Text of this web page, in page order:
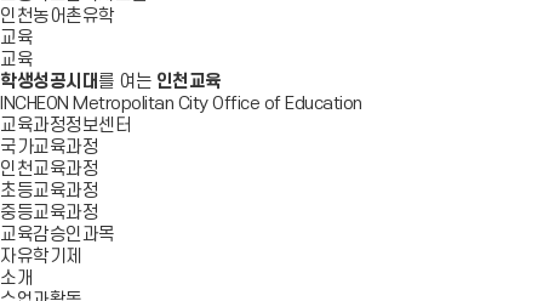
인천농어촌유학
교육
교육
학생성공시대 를 여는 인천교육
INCHEON Metropolitan City Office of Education
교육과정정보센터
국가교육과정
인천교육과정
초등교육과정
중등교육과정
교육감승인과목
자유학기제
소개